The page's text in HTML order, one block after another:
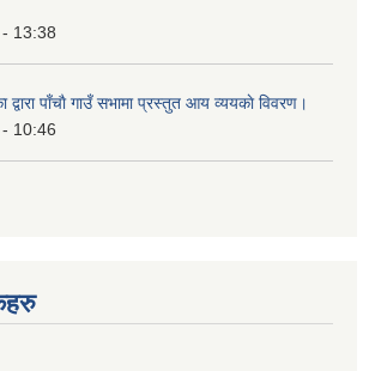
13:38
द्वारा पाँचाै गाउँ सभामा प्रस्तुत आय व्ययकाे विवरण।
10:46